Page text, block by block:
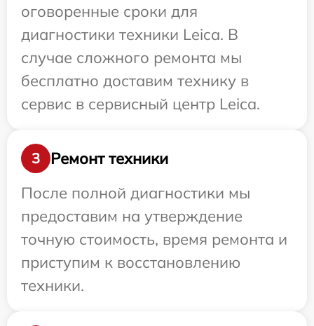
оговоренные сроки для
диагностики техники Leica. В
случае сложного ремонта мы
бесплатно доставим технику в
сервис в сервисный центр Leica.
3
Ремонт техники
После полной диагностики мы
предоставим на утверждение
точную стоимость, время ремонта и
приступим к восстановлению
техники.